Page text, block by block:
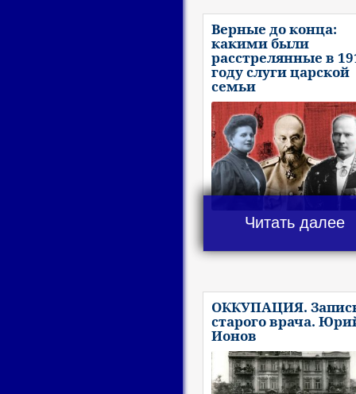
Верные до конца:
какими были
расстрелянные в
году слуги царской
семьи
Читать далее
ОККУПАЦИЯ.
старого врача.
Ионов